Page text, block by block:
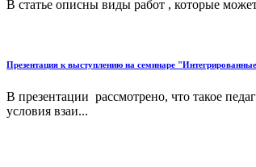
В статье описны виды работ , которые
Презентация к выступлению на семинаре
В презентации рассмотрено, что такое
условия взаи...